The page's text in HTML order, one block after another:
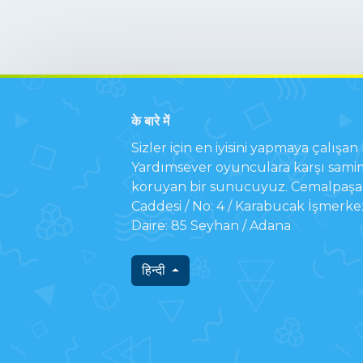
के बारे में
Sizler için en iyisini yapmaya çalışan
Yardımsever oyunculara karşı
koruyan bir sunucuyuz. Cemalpaşa
Caddesi / No: 4 / Karabucak
Daire: 85 Seyhan / Adana
हिन्दी